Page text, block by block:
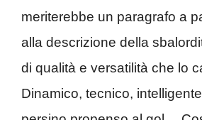
meriterebbe un paragrafo a
alla descrizione della
di qualità e versatilità che lo
Dinamico, tecnico,